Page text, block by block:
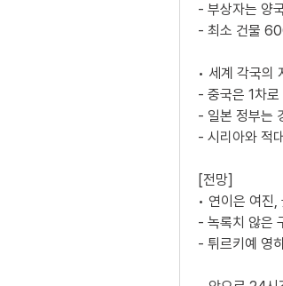
- 부상자는 양
- 최소 건물
• 세계 각국의
- 중국은 1차
- 일본 정부는
- 시리아와 적
[전망]
• 연이은 여진
- 녹록치 않은
- 튀르키예 영